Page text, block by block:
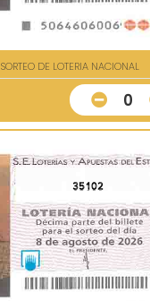
SORTEO DE LOTERIA NACIONAL
0
35102